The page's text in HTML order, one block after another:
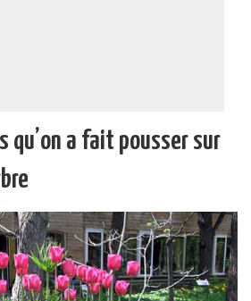
qu’on a fait pousser sur